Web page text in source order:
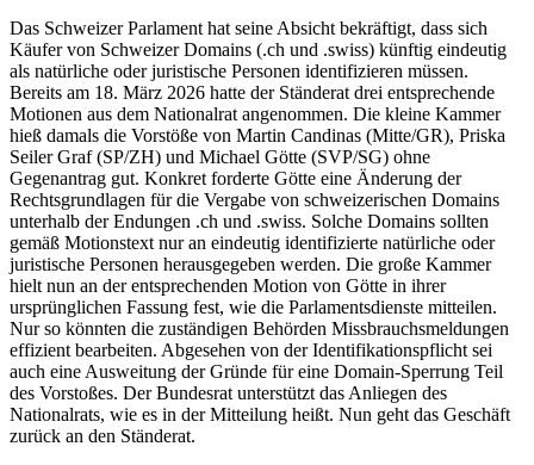
Das Schweizer Parlament hat seine Absicht bekräftigt, dass sich
Käufer von Schweizer Domains (.ch und .swiss) künftig eindeutig
als natürliche oder juristische Personen identifizieren müssen.
Bereits am 18. März 2026 hatte der Ständerat drei entsprechende
Motionen aus dem Nationalrat angenommen. Die kleine Kammer
hieß damals die Vorstöße von Martin Candinas (Mitte/GR), Priska
Seiler Graf (SP/ZH) und Michael Götte (SVP/SG) ohne
Gegenantrag gut. Konkret forderte Götte eine Änderung der
Rechtsgrundlagen für die Vergabe von schweizerischen Domains
unterhalb der Endungen .ch und .swiss. Solche Domains sollten
gemäß Motionstext nur an eindeutig identifizierte natürliche oder
juristische Personen herausgegeben werden. Die große Kammer
hielt nun an der entsprechenden Motion von Götte in ihrer
ursprünglichen Fassung fest, wie die Parlamentsdienste mitteilen.
Nur so könnten die zuständigen Behörden Missbrauchsmeldungen
effizient bearbeiten. Abgesehen von der Identifikationspflicht sei
auch eine Ausweitung der Gründe für eine Domain-Sperrung Teil
des Vorstoßes. Der Bundesrat unterstützt das Anliegen des
Nationalrats, wie es in der Mitteilung heißt. Nun geht das Geschäft
zurück an den Ständerat.